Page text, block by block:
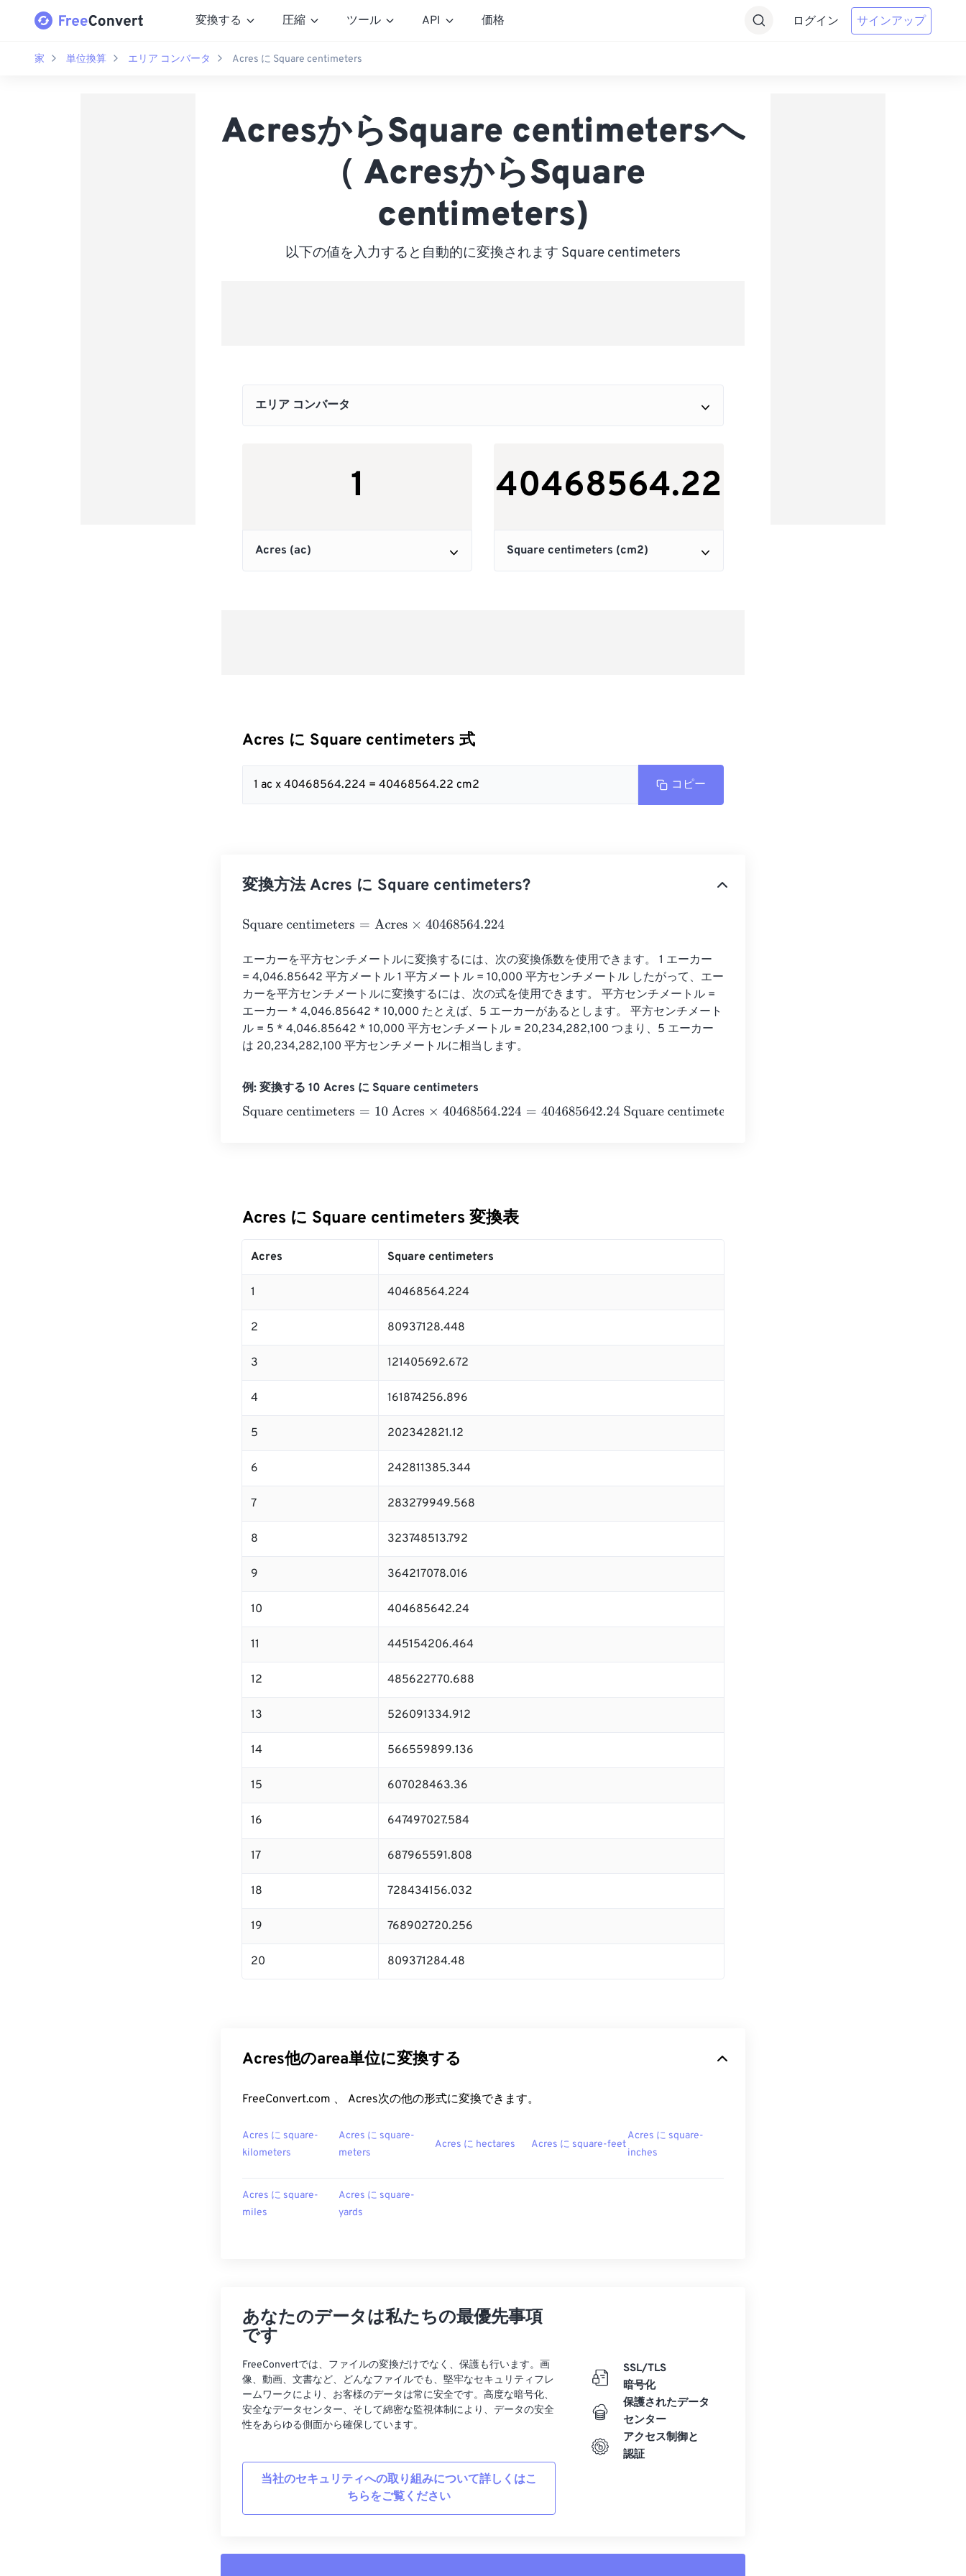
変換する 圧縮 ツール API 価格 ログイン サインアップ
家 単位換算 エリア コンバータ Acres に Square centimeters
AcresからSquare centimetersへ
（ AcresからSquare
centimeters)
以下の値を入力すると自動的に変換されます Square centimeters
Acres に Square centimeters 式
1 ac x 40468564.224 = 40468564.22 cm2 コピー
変換方法 Acres に Square centimeters?
Square centimeters=Acres×40468564.224
エーカーを平方センチメートルに変換するには、次の変換係数を使用できます。 1 エーカー
= 4,046.85642 平方メートル 1 平方メートル = 10,000 平方センチメートル したがって、エー
カーを平方センチメートルに変換するには、次の式を使用できます。 平方センチメートル =
エーカー * 4,046.85642 * 10,000 たとえば、5 エーカーがあるとします。 平方センチメート
ル = 5 * 4,046.85642 * 10,000 平方センチメートル = 20,234,282,100 つまり、5 エーカー
は 20,234,282,100 平方センチメートルに相当します。
例: 変換する 10 Acres に Square centimeters
Square centimeters=10 Acres×40468564.224=404685642.24 Square centimeters
Acres に Square centimeters 変換表
Acres Square centimeters
1 40468564.224
2 80937128.448
3 121405692.672
4 161874256.896
5 202342821.12
6 242811385.344
7 283279949.568
8 323748513.792
9 364217078.016
10 404685642.24
11 445154206.464
12 485622770.688
13 526091334.912
14 566559899.136
15 607028463.36
16 647497027.584
17 687965591.808
18 728434156.032
19 768902720.256
20 809371284.48
Acres他のarea単位に変換する
FreeConvert.com 、 Acres次の他の形式に変換できます。
Acres に square-
kilometers
Acres に square-
meters
Acres に hectares Acres に square-feet
Acres に square-
inches
Acres に square-
miles
Acres に square-
yards
あなたのデータは私たちの最優先事項
です
FreeConvertでは、ファイルの変換だけでなく、保護も行います。画
像、動画、文書など、どんなファイルでも、堅牢なセキュリティフレ
ームワークにより、お客様のデータは常に安全です。高度な暗号化、
安全なデータセンター、そして綿密な監視体制により、データの安全
性をあらゆる側面から確保しています。
当社のセキュリティへの取り組みについて詳しくはこ
ちらをご覧ください
SSL/TLS
暗号化
保護されたデータ
センター
アクセス制御と
認証